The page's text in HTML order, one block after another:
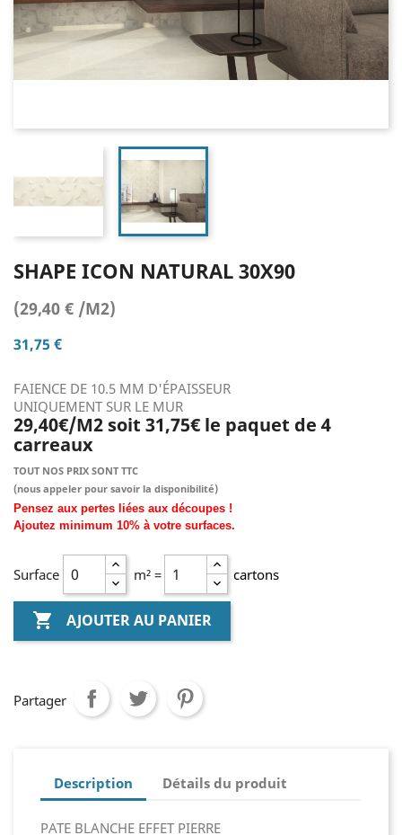
SHAPE ICON NATURAL 30X90
(29,40 € /M2)
31,75 €
FAIENCE DE 10.5 MM D'ÉPAISSEUR
UNIQUEMENT SUR LE MUR
29,40€/M2 soit 31,75€ le paquet de 4
carreaux
TOUT NOS PRIX SONT TTC
(nous appeler pour savoir la disponibilité)
Pensez aux pertes liées aux découpes !
Ajoutez minimum 10% à votre surfaces.
Surface m² = cartons
 AJOUTER AU PANIER
Partager
Description Détails du produit
PATE BLANCHE EFFET PIERRE